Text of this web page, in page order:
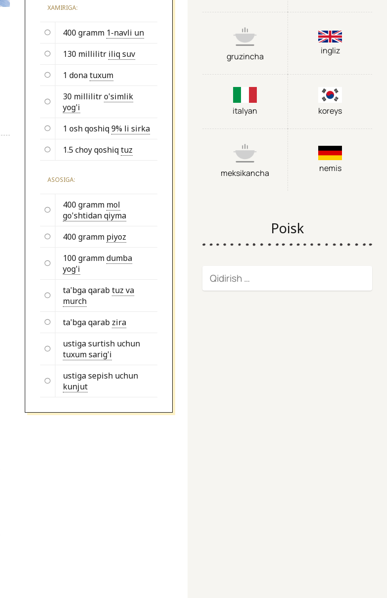
XAMIRIGA:
400 gramm 1-navli un
130 millilitr iliq suv
1 donatuxum
30 millilitro'simlik
yog'i
1 osh qoshiq9% li sirka
1.5 choy qoshiqtuz
ASOSIGA:
400 gramm mol
go'shtidan qiyma
400 gramm piyoz
100 grammdumba
yog'i
ta'bga qarabtuz va
murch
ta'bga qarab zira
ustiga surtish uchun
tuxum sarig'i
ustiga sepish uchun
kunjut
gruzincha
ingliz
italyan koreys
meksikancha nemis
Poisk